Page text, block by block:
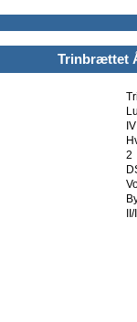
Trinbrættet
2